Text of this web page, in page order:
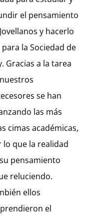
el pensamiento
y hacerlo
la Sociedad de
Gracias a la tarea
se han
las más
cimas académicas,
lo que la realidad
pensamiento
reluciendo.
ellos
el